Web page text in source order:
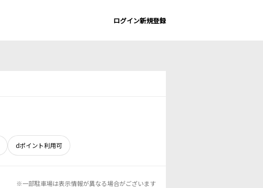
ログイン新規登録
dポイント利用可
※一部駐車場は表示情報が異なる場合がございます